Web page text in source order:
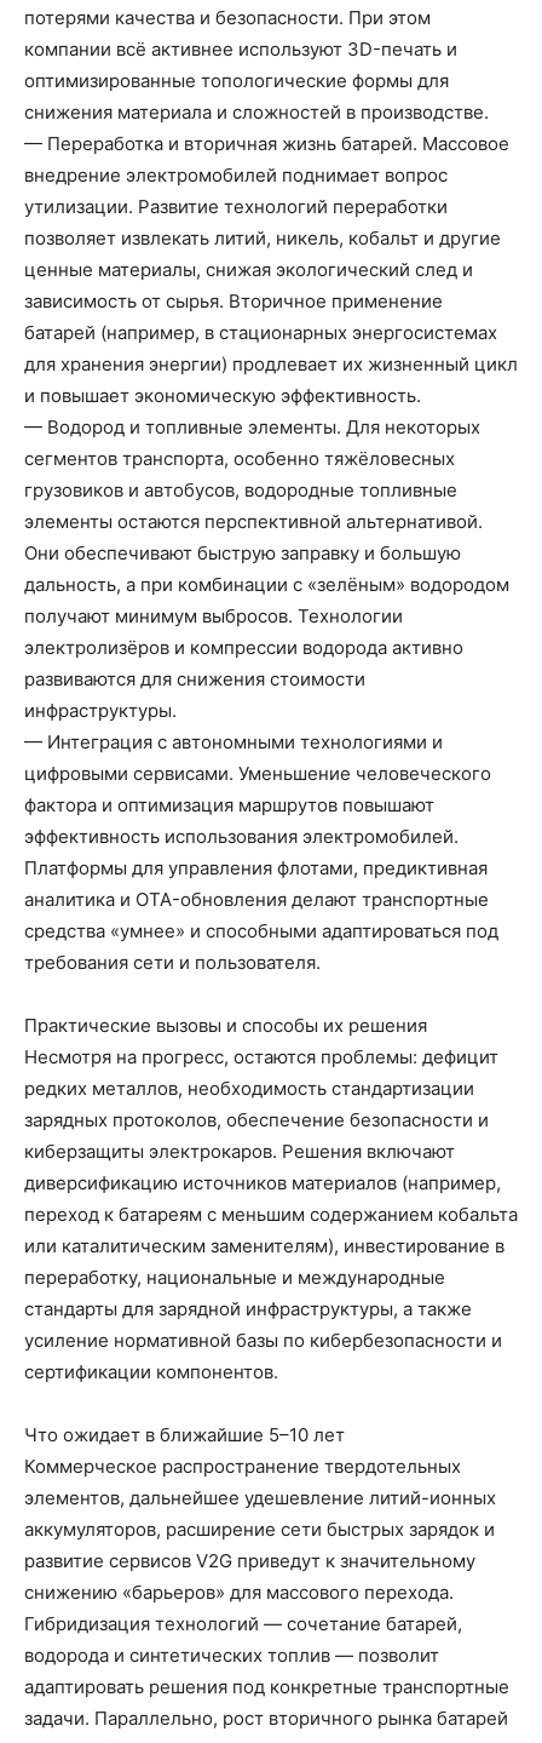
потерями качества и безопасности. При этом
компании всё активнее используют 3D-печать и
оптимизированные топологические формы для
снижения материала и сложностей в производстве.
— Переработка и вторичная жизнь батарей. Массовое
внедрение электромобилей поднимает вопрос
утилизации. Развитие технологий переработки
позволяет извлекать литий, никель, кобальт и другие
ценные материалы, снижая экологический след и
зависимость от сырья. Вторичное применение
батарей (например, в стационарных энергосистемах
для хранения энергии) продлевает их жизненный цикл
и повышает экономическую эффективность.
— Водород и топливные элементы. Для некоторых
сегментов транспорта, особенно тяжёловесных
грузовиков и автобусов, водородные топливные
элементы остаются перспективной альтернативой.
Они обеспечивают быструю заправку и большую
дальность, а при комбинации с «зелёным» водородом
получают минимум выбросов. Технологии
электролизёров и компрессии водорода активно
развиваются для снижения стоимости
инфраструктуры.
— Интеграция с автономными технологиями и
цифровыми сервисами. Уменьшение человеческого
фактора и оптимизация маршрутов повышают
эффективность использования электромобилей.
Платформы для управления флотами, предиктивная
аналитика и OTA-обновления делают транспортные
средства «умнее» и способными адаптироваться под
требования сети и пользователя.
Практические вызовы и способы их решения
Несмотря на прогресс, остаются проблемы: дефицит
редких металлов, необходимость стандартизации
зарядных протоколов, обеспечение безопасности и
киберзащиты электрокаров. Решения включают
диверсификацию источников материалов (например,
переход к батареям с меньшим содержанием кобальта
или каталитическим заменителям), инвестирование в
переработку, национальные и международные
стандарты для зарядной инфраструктуры, а также
усиление нормативной базы по кибербезопасности и
сертификации компонентов.
Что ожидает в ближайшие 5–10 лет
Коммерческое распространение твердотельных
элементов, дальнейшее удешевление литий-ионных
аккумуляторов, расширение сети быстрых зарядок и
развитие сервисов V2G приведут к значительному
снижению «барьеров» для массового перехода.
Гибридизация технологий — сочетание батарей,
водорода и синтетических топлив — позволит
адаптировать решения под конкретные транспортные
задачи. Параллельно, рост вторичного рынка батарей